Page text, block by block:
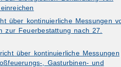
über kontinuierliche Messungen
zur Feuerbestattung nach 27.
über kontinuierliche Messungen
, Gasturbinen- und